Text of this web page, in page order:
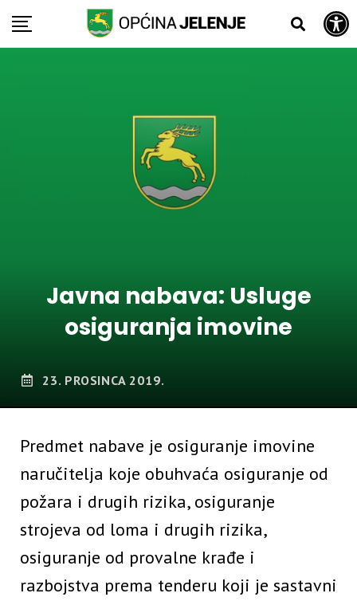
Open toolbar
Skip
Javna nabava: Usluge
osiguranja imovine
23. PROSINCA 2019.
Predmet nabave je osiguranje imovine
naručitelja koje obuhvaća osiguranje od
požara i drugih rizika, osiguranje
strojeva od loma i drugih rizika,
osiguranje od provalne krađe i
razbojstva prema tenderu koji je sastavni